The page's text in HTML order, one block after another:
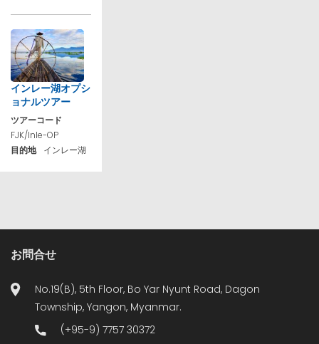
インレー湖オプシ
ョナルツアー
ツアーコード
FJK/Inle-OP
目的地
インレー湖
お問合せ
No.19(B), 5th Floor, Bo Yar Nyunt Road, Dagon
Township, Yangon, Myanmar.
(+95-9) 7757 30372